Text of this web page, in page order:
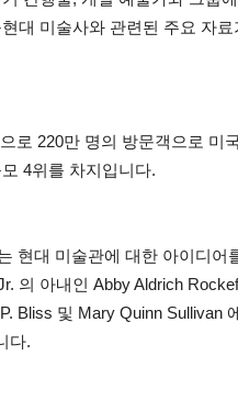
대 미술사와 관련된 주요 자
로 220만 명의 방문객으로 미
4위를 차지입니다.
현대 미술관에 대한 아이디어
의 아내인 Abby Aldrich
Bliss 및 Mary Quinn Sullivan
다.